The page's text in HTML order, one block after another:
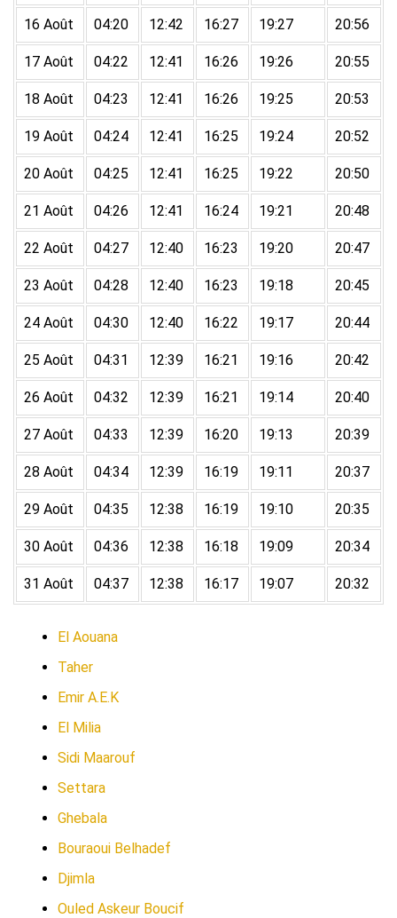
16 Août 04:20 12:42 16:27 19:27 20:56
17 Août 04:22 12:41 16:26 19:26 20:55
18 Août 04:23 12:41 16:26 19:25 20:53
19 Août 04:24 12:41 16:25 19:24 20:52
20 Août 04:25 12:41 16:25 19:22 20:50
21 Août 04:26 12:41 16:24 19:21 20:48
22 Août 04:27 12:40 16:23 19:20 20:47
23 Août 04:28 12:40 16:23 19:18 20:45
24 Août 04:30 12:40 16:22 19:17 20:44
25 Août 04:31 12:39 16:21 19:16 20:42
26 Août 04:32 12:39 16:21 19:14 20:40
27 Août 04:33 12:39 16:20 19:13 20:39
28 Août 04:34 12:39 16:19 19:11 20:37
29 Août 04:35 12:38 16:19 19:10 20:35
30 Août 04:36 12:38 16:18 19:09 20:34
31 Août 04:37 12:38 16:17 19:07 20:32
El Aouana
Taher
Emir A.E.K
El Milia
Sidi Maarouf
Settara
Ghebala
Bouraoui Belhadef
Djimla
Ouled Askeur Boucif